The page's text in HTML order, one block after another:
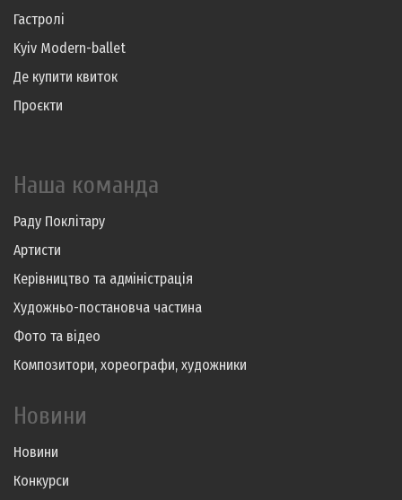
Гастролі
Kyiv Modern-ballet
Де купити квиток
Проєкти
Наша команда
Раду Поклітару
Артисти
Керівництво та адміністрація
Художньо-постановча частина
Фото та відео
Композитори, хореографи, художники
Новини
Новини
Конкурси